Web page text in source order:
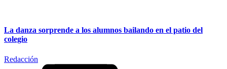
La danza sorprende a los alumnos bailando en el patio del
colegio
Redacción